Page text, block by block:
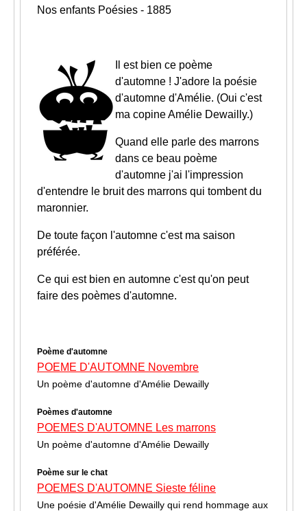
Nos enfants Poésies - 1885
Il est bien ce poème
d'automne ! J'adore la poésie
d'automne d'Amélie. (Oui c'est
ma copine Amélie Dewailly.)
Quand elle parle des marrons
dans ce beau poème
d'automne j'ai l'impression
d'entendre le bruit des marrons qui tombent du
maronnier.
De toute façon l'automne c'est ma saison
préférée.
Ce qui est bien en automne c'est qu'on peut
faire des poèmes d'automne.
Poème d'automne
POEME D'AUTOMNE Novembre
Un poème d'automne d'Amélie Dewailly
Poèmes d'automne
POEMES D'AUTOMNE Les marrons
Un poème d'automne d'Amélie Dewailly
Poème sur le chat
POEMES D'AUTOMNE Sieste féline
Une poésie d'Amélie Dewailly qui rend hommage aux